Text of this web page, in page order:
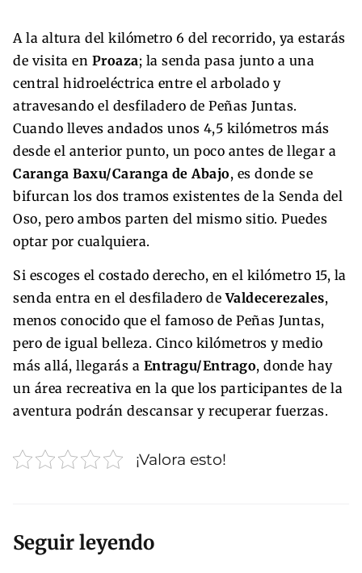
A la altura del kilómetro 6 del recorrido, ya estarás
de visita en Proaza; la senda pasa junto a una
central hidroeléctrica entre el arbolado y
atravesando el desfiladero de Peñas Juntas.
Cuando lleves andados unos 4,5 kilómetros más
desde el anterior punto, un poco antes de llegar a
Caranga Baxu/Caranga de Abajo, es donde se
bifurcan los dos tramos existentes de la Senda del
Oso, pero ambos parten del mismo sitio. Puedes
optar por cualquiera.
Si escoges el costado derecho, en el kilómetro 15, la
senda entra en el desfiladero deValdecerezales,
menos conocido que el famoso de Peñas Juntas,
pero de igual belleza. Cinco kilómetros y medio
más allá, llegarás a Entragu/Entrago, donde hay
un área recreativa en la que los participantes de la
aventura podrán descansar y recuperar fuerzas.
¡Valora esto!
Seguir leyendo